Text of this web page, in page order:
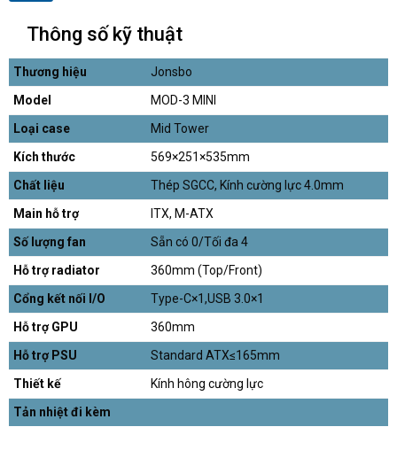
Thông số kỹ thuật
Thương hiệu
Jonsbo
Model
MOD-3 MINI
Loại case
Mid Tower
Kích thước
569×251×535mm
Chất liệu
Thép SGCC, Kính cường lực 4.0mm
Main hỗ trợ
ITX, M-ATX
Số lượng fan
Sẵn có 0/Tối đa 4
Hỗ trợ radiator
360mm (Top/Front)
Cổng kết nối I/O
Type-C×1,USB 3.0×1
Hỗ trợ GPU
360mm
Hỗ trợ PSU
Standard ATX≤165mm
Thiết kế
Kính hông cường lực
Tản nhiệt đi kèm